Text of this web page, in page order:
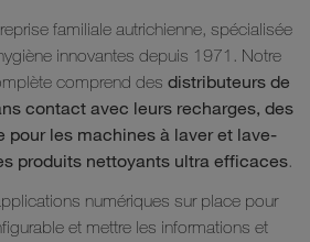
familiale autrichienne, spécialisée
innovantes depuis 1971. Notre
comprend des distributeurs de
contact avec leurs recharges, des
pour les machines à laver et lave-
produits nettoyants ultra efficaces.
numériques sur place pour
et mettre les informations et